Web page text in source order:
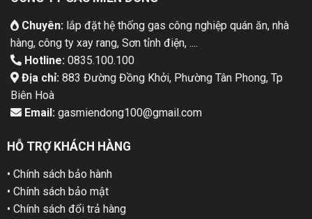
Chuyên: lắp đặt hệ thống gas công nghiệp quán ăn, nhà
hàng, công ty xay rang, Sơn tỉnh điện, ....
Hotline: 0835.100.100
Địa chỉ: 883 Đường Đồng Khởi, Phường Tân Phong, Tp
Biên Hoà
Email: gasmiendong100@gmail.com
HỖ TRỢ KHÁCH HÀNG
• Chính sách bảo hành
• Chính sách bảo mật
• Chính sách đổi trả hàng